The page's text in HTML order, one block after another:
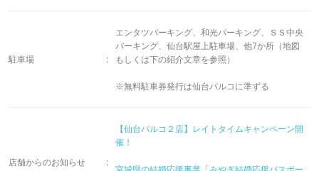
駐車場 :
エンタツパーキング、和光パーキング、ＳＳ中央
パーキング、仙台駅屋上駐車場、他7か所（地図
もしくは下の紹介文章を参照）
※無料駐車券発行は仙台パルコに準ずる
店舗からのお知らせ :
【仙台パルコ２店】レイトタイムキャンペーン開
催！